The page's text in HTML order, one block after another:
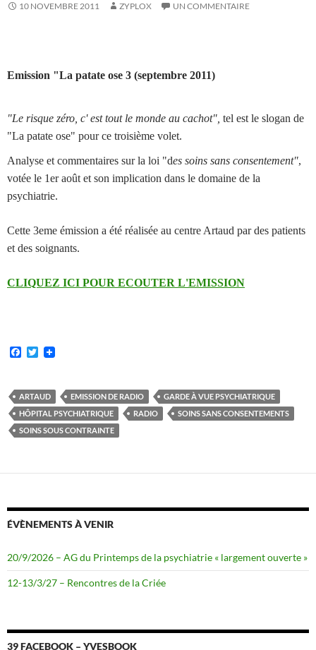
10 NOVEMBRE 2011 ZYPLOX UN COMMENTAIRE
Emission "La patate ose 3 (septembre 2011)
"Le risque zéro, c' est tout le monde au cachot", tel est le slogan de
"La patate ose" pour ce troisième volet.
Analyse et commentaires sur la loi "des soins sans consentement",
votée le 1er août et son implication dans le domaine de la
psychiatrie.
Cette 3eme émission a été réalisée au centre Artaud par des patients
et des soignants.
CLIQUEZ ICI POUR ECOUTER L'EMISSION
F
b
o
o
k
T
t
e
r
ARTAUD EMISSION DE RADIO
GARDE À VUE PSYCHIATRIQUE
HÔPITAL PSYCHIATRIQUE
RADIO
SOINS SANS CONSENTEMENTS
SOINS SOUS CONTRAINTE
ÉVÈNEMENTS À VENIR
20/9/2026 – AG du Printemps de la psychiatrie « largement ouverte »
12-13/3/27 – Rencontres de la Criée
39 FACEBOOK – YVESBOOK